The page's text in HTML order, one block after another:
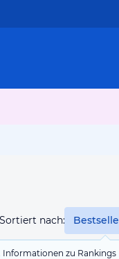
Sortiert nach:
zu